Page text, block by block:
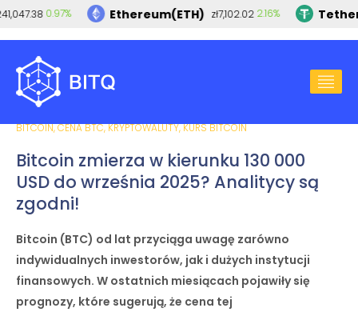
2024-06-04
BITCOIN,CENA BTC,KRYPTOWALUTY,KURS BITCOIN
Bitcoin zmierza w kierunku 130 000
USD do września 2025? Analitycy są
zgodni!
Bitcoin (BTC) od lat przyciąga uwagę zarówno
indywidualnych inwestorów, jak i dużych instytucji
finansowych. W ostatnich miesiącach pojawiły się
prognozy, które sugerują, że cena tej
0.97% Ethereum(ETH) zł7,102.022.16%